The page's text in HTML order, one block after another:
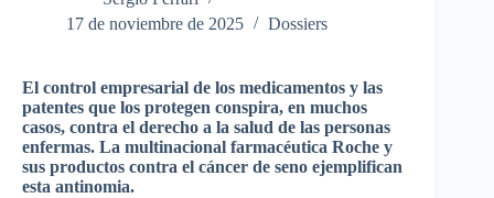
17 de noviembre de 2025
Dossiers
El control empresarial de los medicamentos y las
patentes que los protegen conspira, en muchos
casos, contra el derecho a la salud de las personas
enfermas. La multinacional farmacéutica Roche y
sus productos contra el cáncer de seno ejemplifican
esta antinomia.